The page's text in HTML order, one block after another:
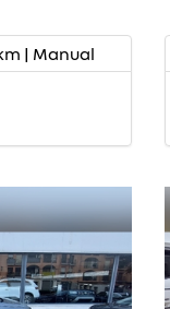
| Manual